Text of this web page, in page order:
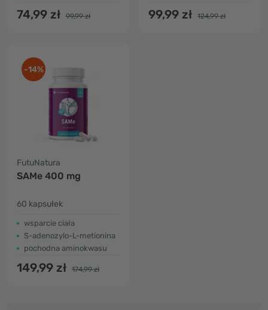
74,99 zł 99,99 zł 99,99 zł 124,99 zł
-14%
FutuNatura
SAMe 400 mg
60 kapsułek
wsparcie ciała
S-adenozylo-L-metionina
pochodna aminokwasu
149,99 zł 174,99 zł